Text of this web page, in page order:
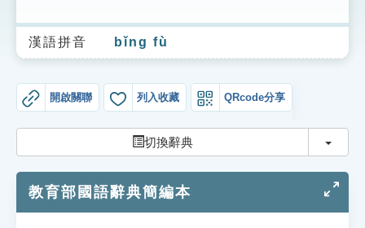
生字詞彙表
成語故事
索引選單
單字索引
漢語拼音 bǐng fù
開啟關聯 列入收藏 QRcode分享
切換辭典 切換
教育部國語辭典簡編本